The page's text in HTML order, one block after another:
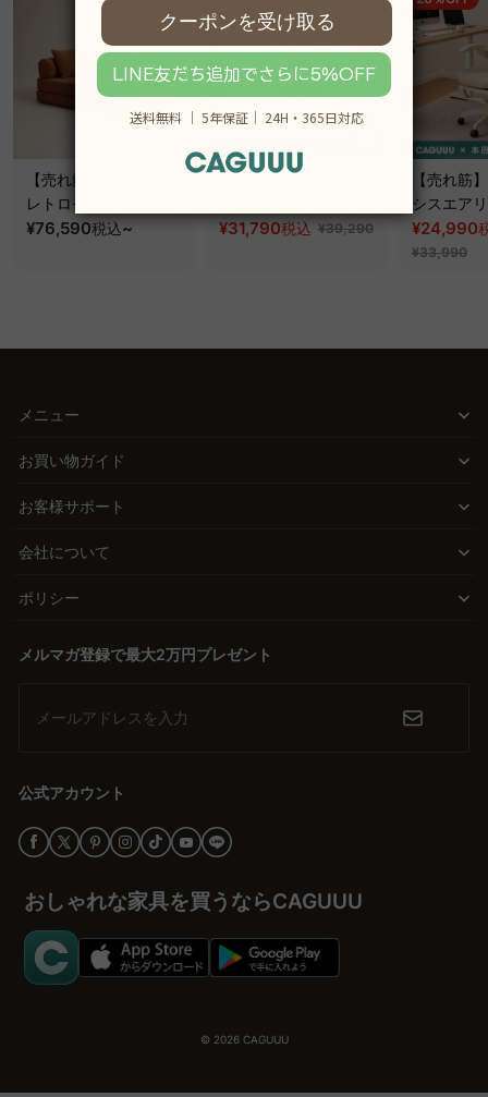
【売れ筋】Soft Prime
レトロモダンソファベ
ッド｜20色以上から選
¥76,590税込~
【売れ筋】AXISU アク
スチェア
¥31,790税込 ¥39,290
【売れ筋
シスエア
フィスチ
¥24,990
¥33,990
メニュー
お買い物ガイド
お客様サポート
会社について
ポリシー
メルマガ登録で最大2万円プレゼント
メールアドレスを入力
公式アカウント
おしゃれな家具を買うならCAGUUU
© 2026 CAGUUU